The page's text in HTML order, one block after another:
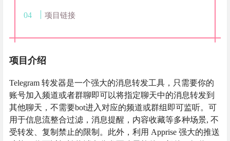
项目链接
项目介绍
Telegram 转发器是一个强大的消息转发工具，只需要你的
账号加入频道或者群聊即可以将指定聊天中的消息转发到
其他聊天，不需要bot进入对应的频道或群组即可监听。可
用于信息流整合过滤，消息提醒，内容收藏等多种场景, 不
受转发、复制禁止的限制。此外，利用 Apprise 强大的推送